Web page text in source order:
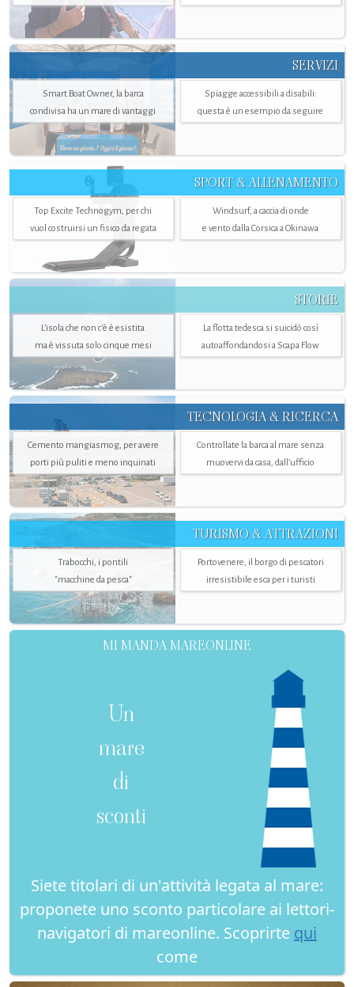
SERVIZI
Smart Boat Owner, la barca
condivisa ha un mare di vantaggi
Spiagge accessibili a disabili:
questa è un esempio da seguire
SPORT & ALLENAMENTO
Top Excite Technogym, per chi
vuol costruirsi un fisico da regata
Windsurf, a caccia di onde
e vento dalla Corsica a Okinawa
STORIE
L’isola che non c'è è esistita
ma è vissuta solo cinque mesi
La flotta tedesca si suicidò così
autoaffondandosi a Scapa Flow
TECNOLOGIA & RICERCA
Cemento mangiasmog, per avere
porti più puliti e meno inquinati
Controllate la barca al mare senza
muovervi da casa, dall’ufficio
TURISMO & ATTRAZIONI
Trabocchi, i pontili
"macchine da pesca"
Portovenere, il borgo di pescatori
irresistibile esca per i turisti
MI MANDA MAREONLINE
Un
mare
di
sconti
Siete titolari di un'attività legata al mare:
proponete uno sconto particolare ai lettori-
navigatori di mareonline. Scoprirte qui
come